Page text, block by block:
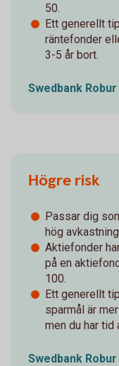
50.
Ett generellt
räntefonder
3-5 år bort.
Swedbank
Högre risk
Passar dig
hög
Aktiefonder
på en
100.
Ett generellt
sparmål är
men du har tid
Swedbank